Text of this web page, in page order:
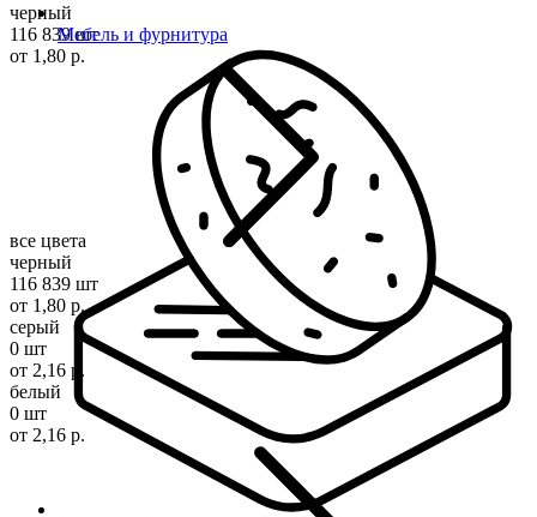
Мебель и фурнитура
черный
116 839 шт
от 1,80 р.
все цвета
черный
116 839 шт
от 1,80 р.
серый
0 шт
от 2,16 р.
белый
0 шт
от 2,16 р.